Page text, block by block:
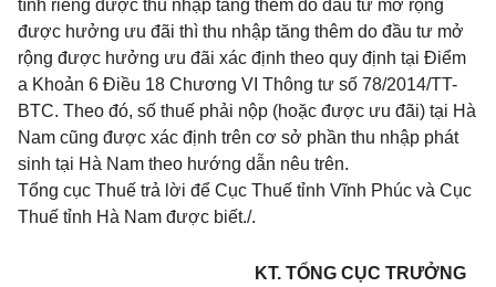
tính riêng được thu nhập tăng thêm do đầu tư mở rộng
được hưởng ưu đãi thì thu nhập tăng thêm do đầu tư mở
rộng được hưởng ưu đãi xác định theo quy định tại Điểm
a Khoản 6 Điều 18 Chương VI Thông tư số 78/2014/TT-
BTC. Theo đó, số thuế phải nộp (hoặc được ưu đãi) tại Hà
Nam cũng được xác định trên cơ sở phần thu nhập phát
sinh tại Hà Nam theo hướng dẫn nêu trên.
Tổng cục Thuế trả lời để Cục Thuế tỉnh Vĩnh Phúc và Cục
Thuế tỉnh Hà Nam được biết./.
KT. TỔNG CỤC TRƯỞNG